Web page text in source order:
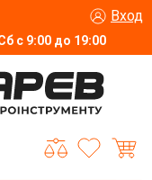
с 9:00 до 19:00
Вход